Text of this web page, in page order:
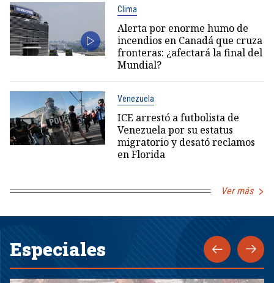
Clima
Alerta por enorme humo de
incendios en Canadá que cruza
fronteras: ¿afectará la final del
Mundial?
Venezuela
ICE arrestó a futbolista de
Venezuela por su estatus
migratorio y desató reclamos
en Florida
Ver más
Especiales